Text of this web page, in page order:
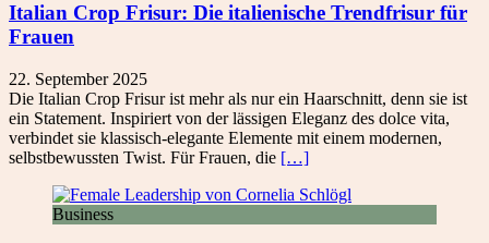
Italian Crop Frisur: Die italienische Trendfrisur für
Frauen
22. September 2025
Die Italian Crop Frisur ist mehr als nur ein Haarschnitt, denn sie ist
ein Statement. Inspiriert von der lässigen Eleganz des dolce vita,
verbindet sie klassisch-elegante Elemente mit einem modernen,
selbstbewussten Twist. Für Frauen, die […]
Business